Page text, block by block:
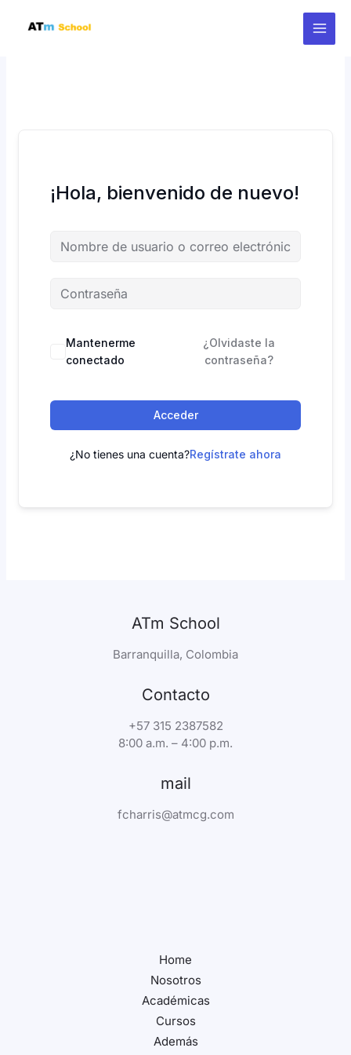
¡Hola, bienvenido de nuevo!
Mantenerme
conectado
¿Olvidaste la
contraseña?
Acceder
¿No tienes una cuenta?Regístrate ahora
ATm School
Barranquilla, Colombia
Contacto
+57 315 2387582
8:00 a.m. – 4:00 p.m.
mail
fcharris@atmcg.com
Home
Nosotros
Académicas
Cursos
Además